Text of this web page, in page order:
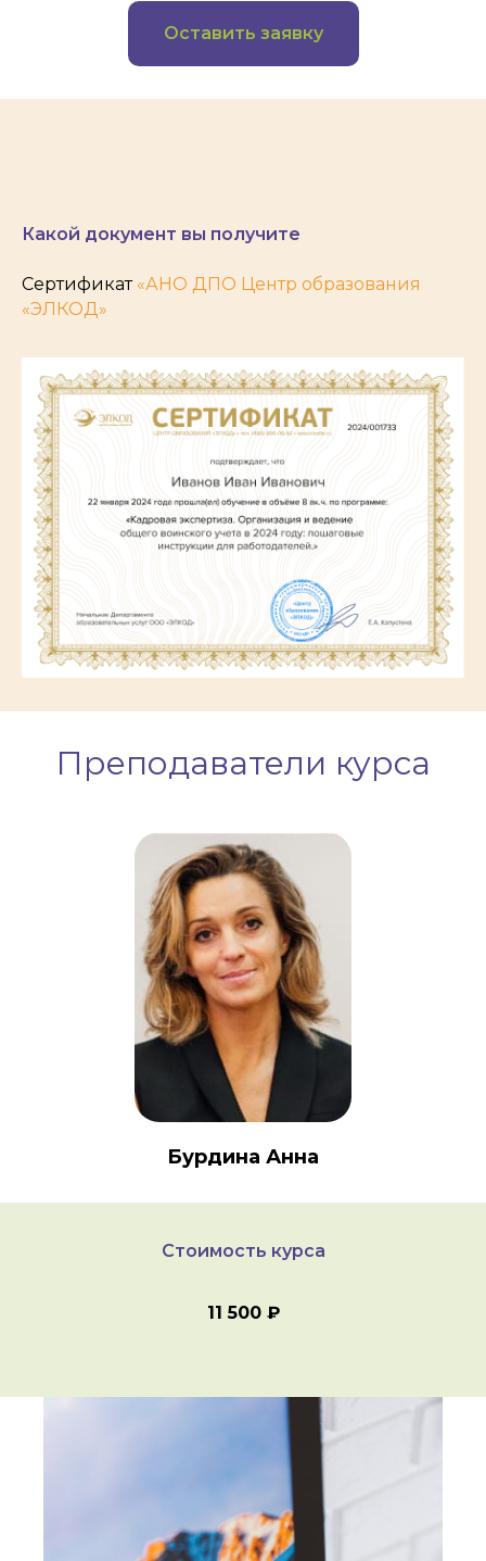
Оставить заявку
Какой документ вы получите
Сертификат «АНО ДПО Центр образования
«ЭЛКОД»
Преподаватели курса
Бурдина Анна
Стоимость курса
11 500 ₽